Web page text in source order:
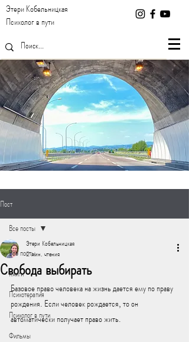
Этери Кобельницкая
Психолог в пути
Пост
Все посты
Книги
Психотерапия
Психолог в пути
Фильмы
Все посты
Свобода выбирать
Этери Кобельницкая
2 мин. чтения
Базовое право человека на жизнь дается ему по праву
рождения. Если человек рождается, то он
автоматически получает право жить.